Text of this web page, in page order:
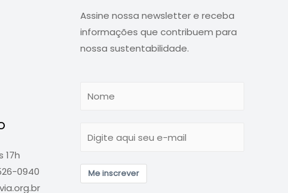
17h
0940
Assine nossa newsletter e receba
informações que contribuem para
nossa sustentabilidade.
Me inscrever